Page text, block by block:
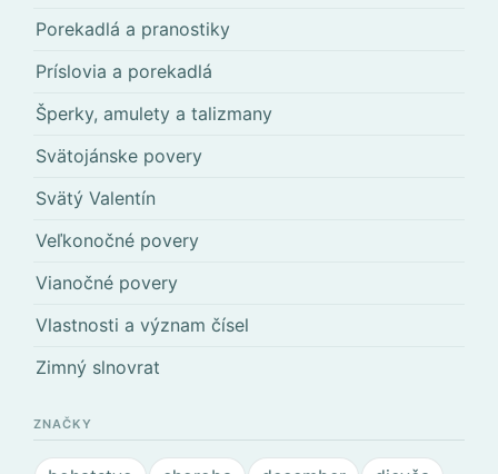
Porekadlá a pranostiky
Príslovia a porekadlá
Šperky, amulety a talizmany
Svätojánske povery
Svätý Valentín
Veľkonočné povery
Vianočné povery
Vlastnosti a význam čísel
Zimný slnovrat
ZNAČKY